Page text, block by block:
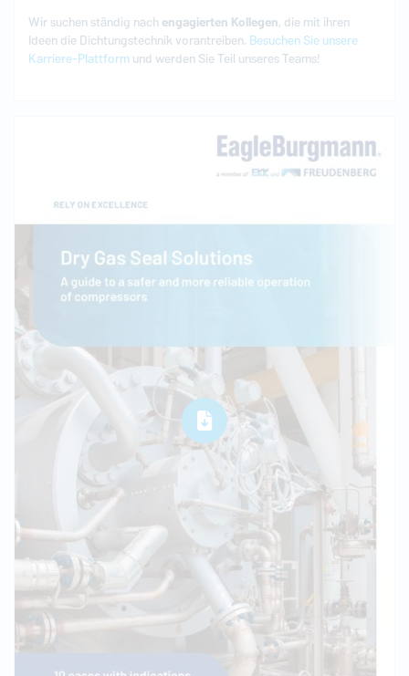
Wir suchen ständig nachengagierten Kollegen, die mit ihren
Ideen die Dichtungstechnik vorantreiben. Besuchen Sie unsere
Karriere-Plattformund werden Sie Teil unseres Teams!